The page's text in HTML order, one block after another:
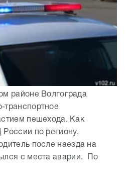
районе Волгограда
транспортное
пешехода. Как
по региону,
после наезда на
с места аварии. По